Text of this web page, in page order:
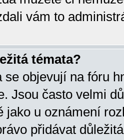
vám to
témata?
se objevují na fóru
Jsou často velmi
jako u oznámení
přidávat